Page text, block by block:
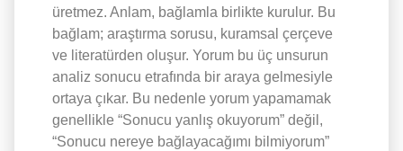
üretmez. Anlam, bağlamla birlikte kurulur. Bu
bağlam; araştırma sorusu, kuramsal çerçeve
ve literatürden oluşur. Yorum bu üç unsurun
analiz sonucu etrafında bir araya gelmesiyle
ortaya çıkar. Bu nedenle yorum yapamamak
genellikle “Sonucu yanlış okuyorum” değil,
“Sonucu nereye bağlayacağımı bilmiyorum”